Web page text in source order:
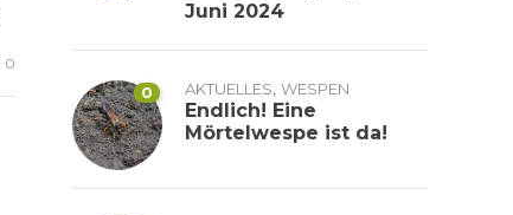
0
Juni 2024
0 AKTUELLES, WESPEN
Endlich! Eine
Mörtelwespe ist da!